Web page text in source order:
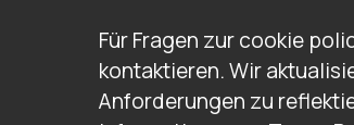
Für Fragen zur cookie
kontaktieren. Wir
Anforderungen zu